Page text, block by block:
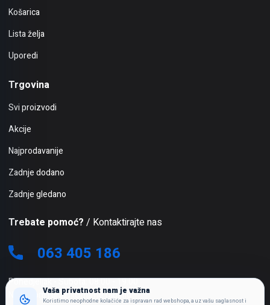
Košarica
Lista želja
Uporedi
Trgovina
Svi proizvodi
Akcije
Najprodavanije
Zadnje dodano
Zadnje gledano
Trebate pomoć? / Kontaktirajte nas
063 405 186
Ponedjeljak - Subota: 08:00 - 19:00
Nedjeljom i praznicima ne radimo
Vaša privatnost nam je važna
Koristimo neophodne kolačiće za ispravan rad webshopa, a uz vašu saglasnost i